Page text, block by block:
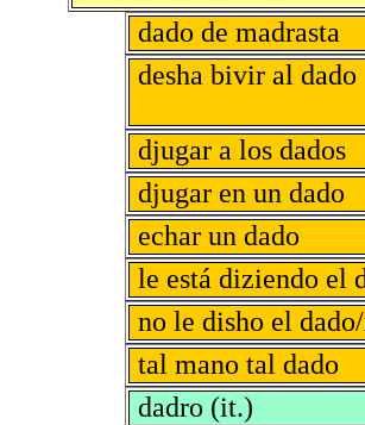
dado de madrasta
desha bivir al dado
djugar a los dados
djugar en un dado
echar un dado
le está diziendo el
no le disho el
tal mano tal dado
dadro (it.)